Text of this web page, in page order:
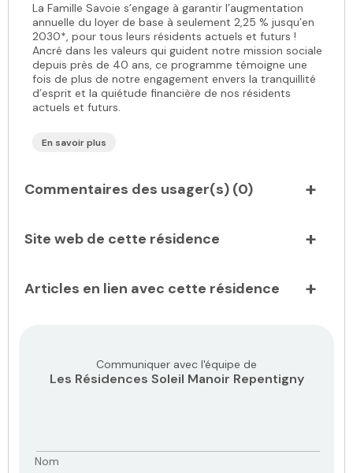
La Famille Savoie s’engage à garantir l’augmentation
annuelle du loyer de base à seulement 2,25 % jusqu’en
2030*, pour tous leurs résidents actuels et futurs !
Ancré dans les valeurs qui guident notre mission sociale
depuis près de 40 ans, ce programme témoigne une
fois de plus de notre engagement envers la tranquillité
d’esprit et la quiétude financière de nos résidents
actuels et futurs.
En savoir plus
Commentaires des usager(s) (0)
Site web de cette résidence
Articles en lien avec cette résidence
Communiquer avec l'équipe de
Les Résidences Soleil Manoir Repentigny
Nom